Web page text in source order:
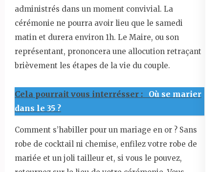
administrés dans un moment convivial. La
cérémonie ne pourra avoir lieu que le samedi
matin et durera environ 1h. Le Maire, ou son
représentant, prononcera une allocution retraçant
brièvement les étapes de la vie du couple.
Cela pourrait vous interrésser :
Où se marier
dans le 35 ?
Comment s’habiller pour un mariage en or ? Sans
robe de cocktail ni chemise, enfilez votre robe de
mariée et un joli tailleur et, si vous le pouvez,